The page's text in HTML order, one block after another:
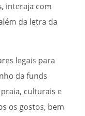
interaja com
da letra da
legais para
da funds
culturais e
os gostos, bem